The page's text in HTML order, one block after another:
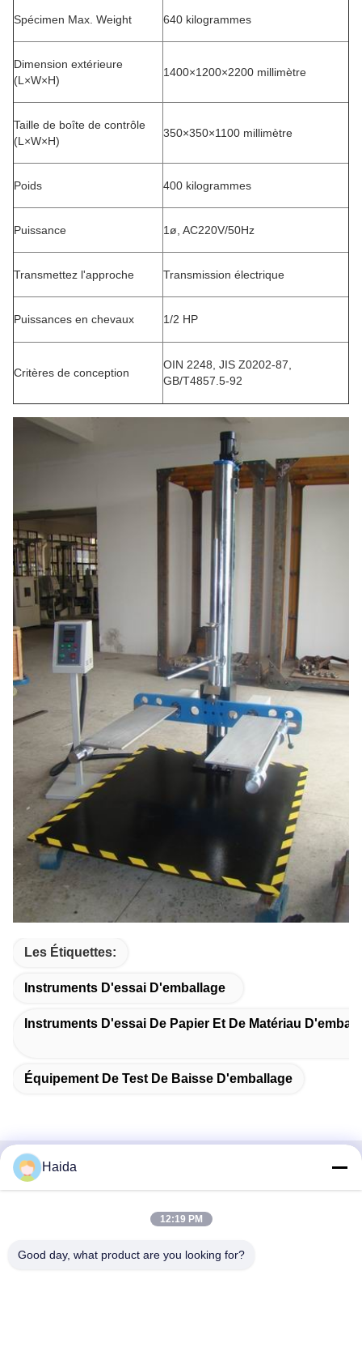
Spécimen Max. Weight 640 kilogrammes
Dimension extérieure
(L×W×H)
1400×1200×2200 millimètre
Taille de boîte de contrôle
(L×W×H)
350×350×1100 millimètre
Poids 400 kilogrammes
Puissance 1ø, AC220V/50Hz
Transmettez l'approche Transmission électrique
Puissances en chevaux 1/2 HP
Critères de conception
OIN 2248, JIS Z0202-87,
GB/T4857.5-92
Les Étiquettes:
Instruments D'essai D'emballage
Instruments D'essai De Papier Et De Matériau
Équipement De Test De Baisse D'emballage
Contactez rapidement
secteur de Nancheng, ville de Dongguan, province du
Haida
12:19 PM
Good day, what product are you looking for?